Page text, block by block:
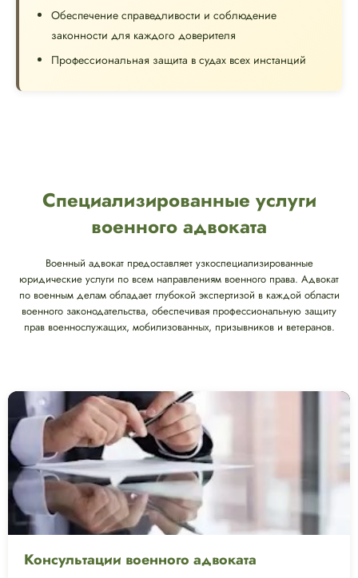
Обеспечение справедливости и соблюдение
законности для каждого доверителя
Профессиональная защита в судах всех инстанций
Специализированные услуги
военного адвоката
Военный адвокат предоставляет узкоспециализированные
юридические услуги по всем направлениям военного права. Адвокат
по военным делам обладает глубокой экспертизой в каждой области
военного законодательства, обеспечивая профессиональную защиту
прав военнослужащих, мобилизованных, призывников и ветеранов.
Консультации военного адвоката